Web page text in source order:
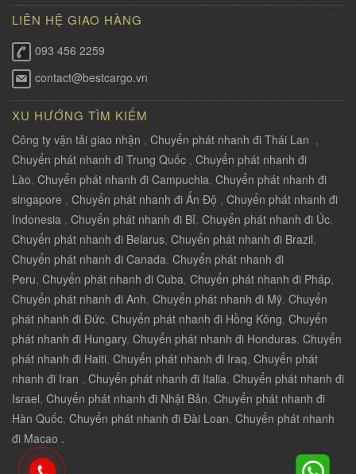
LIÊN HỆ GIAO HÀNG
093 456 2259
contact@bestcargo.vn
XU HƯỚNG TÌM KIẾM
Công ty vận tải giao nhận , Chuyển phát nhanh đi Thái Lan ,
Chuyển phát nhanh đi Trung Quốc , Chuyển phát nhanh đi
Lào, Chuyển phát nhanh đi Campuchia, Chuyển phát nhanh đi
singapore , Chuyển phát nhanh đi Ấn Độ , Chuyển phát nhanh đi
Indonesia , Chuyển phát nhanh đi Bỉ, Chuyển phát nhanh đi Úc,
Chuyển phát nhanh đi Belarus, Chuyển phát nhanh đi Brazil,
Chuyển phát nhanh đi Canada, Chuyển phát nhanh đi
Peru, Chuyển phát nhanh đi Cuba, Chuyển phát nhanh đi Pháp,
Chuyển phát nhanh đi Anh, Chuyển phát nhanh đi Mỹ, Chuyển
phát nhanh đi Đức, Chuyển phát nhanh đi Hồng Kông, Chuyển
phát nhanh đi Hungary, Chuyển phát nhanh đi Honduras, Chuyển
phát nhanh đi Haiti, Chuyển phát nhanh đi Iraq, Chuyển phát
nhanh đi Iran , Chuyển phát nhanh đi Italia, Chuyển phát nhanh đi
Israel, Chuyển phát nhanh đi Nhật Bản, Chuyển phát nhanh đi
Hàn Quốc, Chuyển phát nhanh đi Đài Loan, Chuyển phát nhanh
đi Macao .